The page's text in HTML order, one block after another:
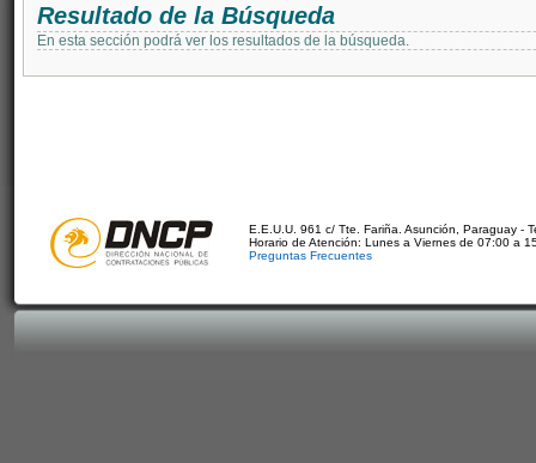
Resultado de la Búsqueda
En esta sección podrá ver los resultados de la búsqueda.
E.E.U.U. 961 c/ Tte. Fariña. Asunción, Paraguay -
Horario de Atención: Lunes a Viernes de 07:00 a
Preguntas Frecuentes